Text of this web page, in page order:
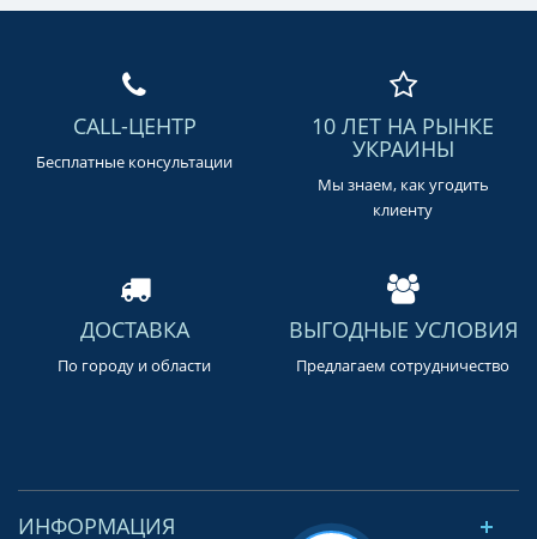
CALL-ЦЕНТР
Бесплатные консультации
10 ЛЕТ НА РЫНКЕ
УКРАИНЫ
Мы знаем, как угодить
клиенту
ДОСТАВКА
По городу и области
ВЫГОДНЫЕ УСЛОВИЯ
Предлагаем сотрудничество
ИНФОРМАЦИЯ